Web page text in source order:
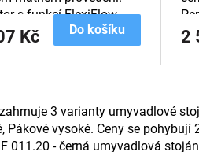
Kč Do košíku
s funkcí FlexiFlow.
2
l
á
d
zahrnuje 3 varianty umyvadlové
Pákové vysoké. Ceny se
011.20 - černá umyvadlová